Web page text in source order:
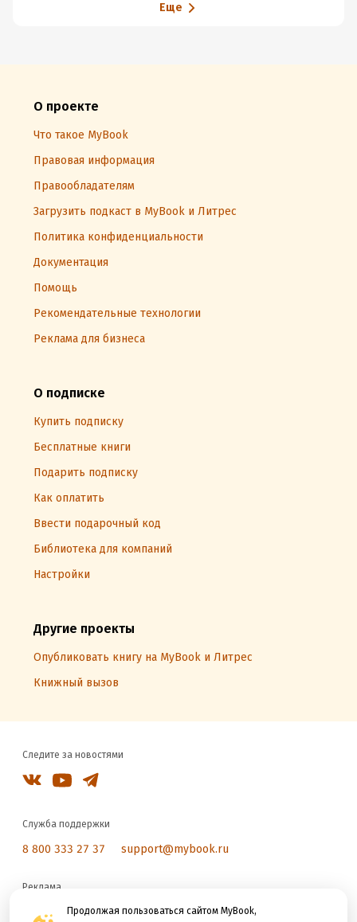
Продолжая пользоваться сайтом MyBook,
Еще
О проекте
Что такое MyBook
Правовая информация
Правообладателям
Загрузить подкаст в MyBook и Литрес
Политика конфиденциальности
Документация
Помощь
Рекомендательные технологии
Реклама для бизнеса
О подписке
Купить подписку
Бесплатные книги
Подарить подписку
Как оплатить
Ввести подарочный код
Библиотека для компаний
Настройки
Другие проекты
Опубликовать книгу на MyBook и Литрес
Книжный вызов
Следите за новостями
Служба поддержки
8 800 333 27 37 support@mybook.ru
Реклама
reklama@litres.ru